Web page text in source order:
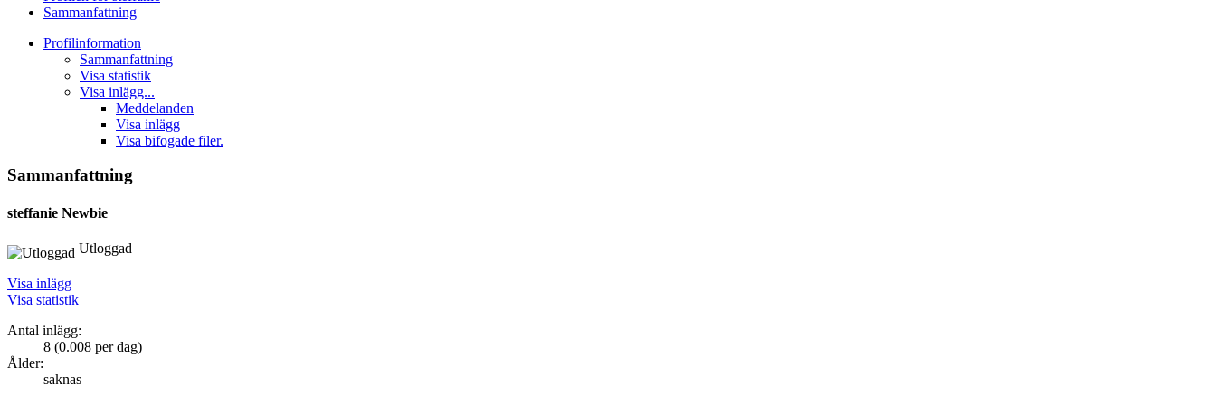
Sammanfattning
Profilinformation
Sammanfattning
Visa statistik
Visa inlägg...
Meddelanden
Visa inlägg
Visa bifogade filer.
Sammanfattning
steffanie Newbie
Utloggad
Visa inlägg
Visa statistik
Antal inlägg:
8 (0.008 per dag)
Ålder:
saknas